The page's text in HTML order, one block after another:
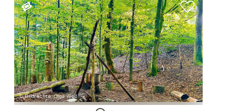
Radfahren
Tourenportal
Tourist-Information
© Bildrechte: Olga Wolf